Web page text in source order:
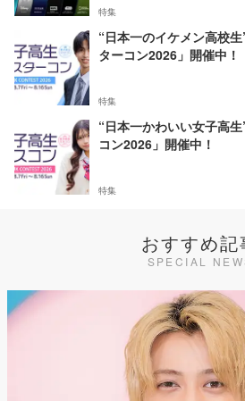
特集
“日本一のイケメン高校
ターコン2026」開催中！
特集
“日本一かわいい女子高
コン2026」開催中！
特集
おすすめ記
SPECIAL